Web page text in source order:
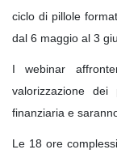
ciclo di pillole
dal 6 maggio al 3
I webinar
valorizzazione dei
finanziaria e
Le 18 ore